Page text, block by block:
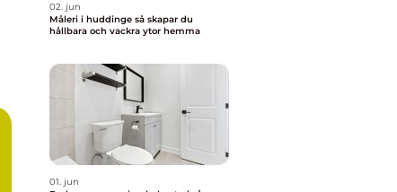
02. jun
Måleri i huddinge så skapar du
hållbara och vackra ytor hemma
01. jun